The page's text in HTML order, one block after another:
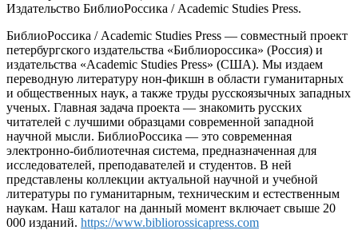
Издательство БиблиоРоссика / Academic Studies Press.
БиблиоРоссика / Academic Studies Press — совместный проект
петербургского издательства «Библиороссика» (Россия) и
издательства «Academic Studies Press» (США). Мы издаем
переводную литературу нон-фикшн в области гуманитарных
и общественных наук, а также труды русскоязычных западных
ученых. Главная задача проекта — знакомить русских
читателей с лучшими образцами современной западной
научной мысли. БиблиоРоссика — это современная
электронно-библиотечная система, предназначенная для
исследователей, преподавателей и студентов. В ней
представлены коллекции актуальной научной и учебной
литературы по гуманитарным, техническим и естественным
наукам. Наш каталог на данный момент включает свыше 20
000 изданий. https://www.bibliorossicapress.com